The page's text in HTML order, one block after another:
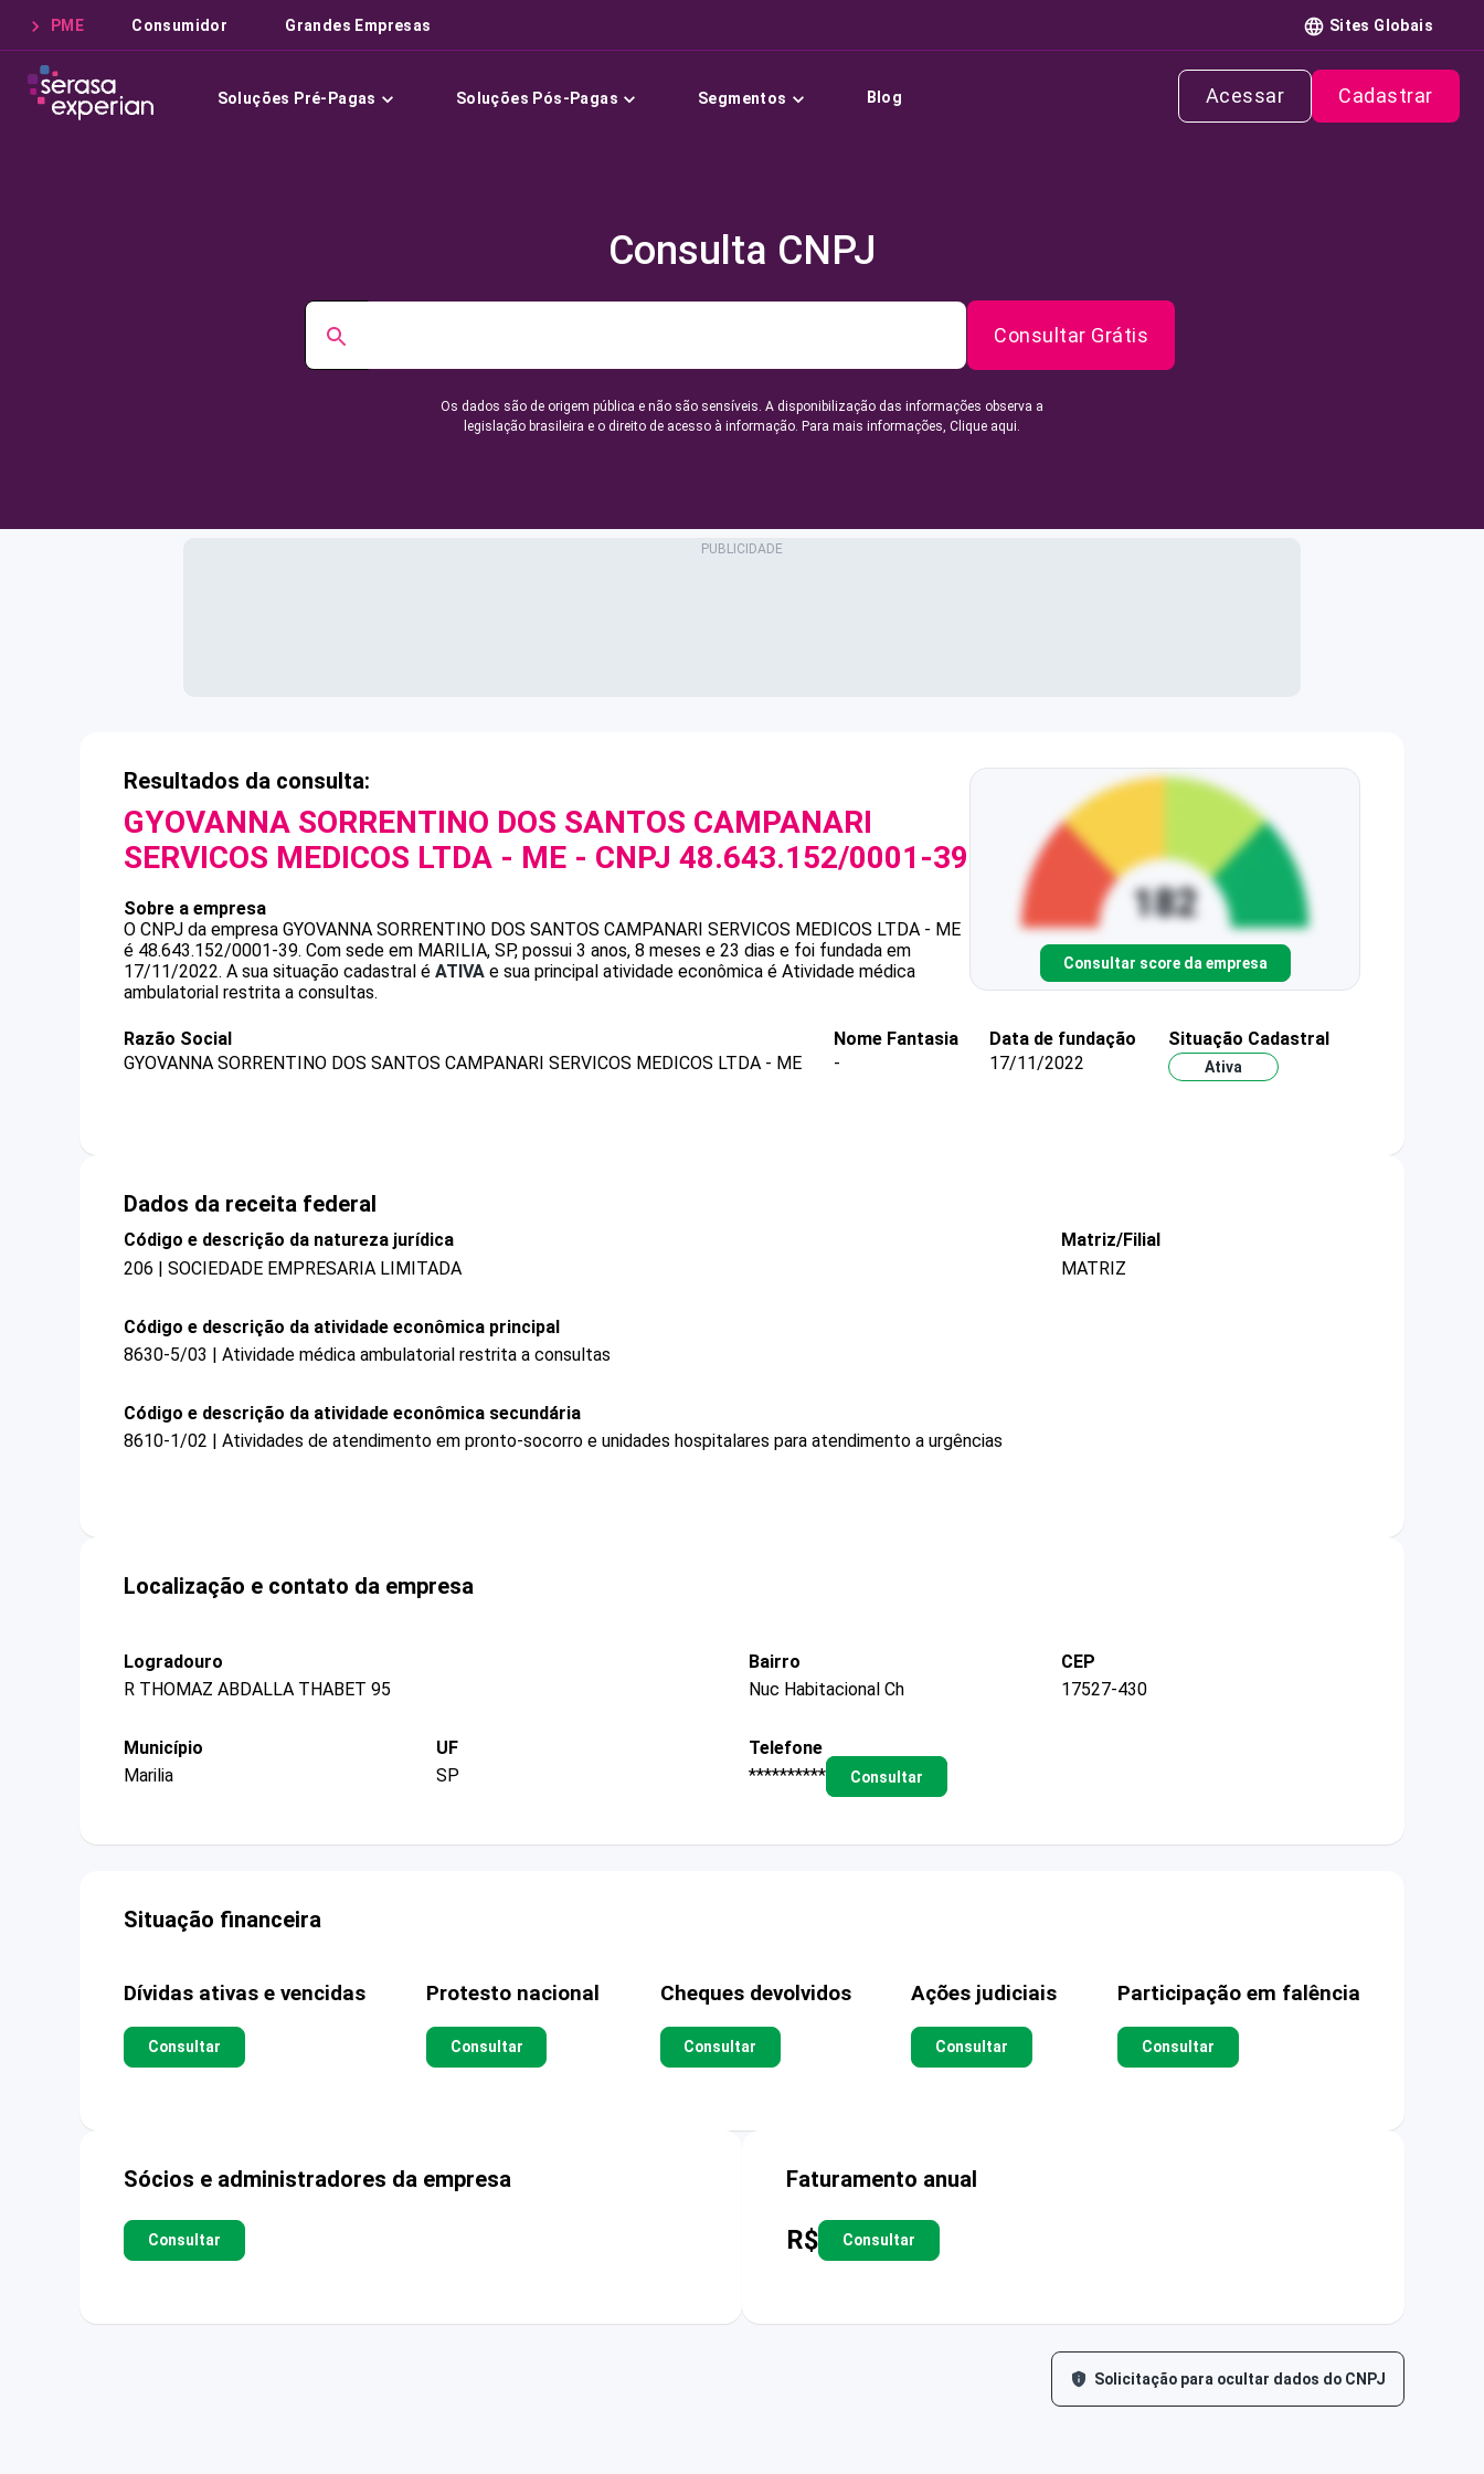
PME Consumidor Grandes Empresas Sites Globais
Soluções Pré-Pagas Soluções Pós-Pagas Segmentos Blog Acessar Cadastrar
Consulta CNPJ
Consultar Grátis
Os dados são de origem pública e não são sensíveis. A disponibilização das informações observa a
legislação brasileira e o direito de acesso à informação. Para mais informações, Clique aqui.
Resultados da consulta:
GYOVANNA SORRENTINO DOS SANTOS CAMPANARI
SERVICOS MEDICOS LTDA - ME - CNPJ 48.643.152/0001-39
Sobre a empresa
O CNPJ da empresa GYOVANNA SORRENTINO DOS SANTOS CAMPANARI SERVICOS MEDICOS LTDA - ME
é 48.643.152/0001-39. Com sede em MARILIA, SP, possui 3 anos, 8 meses e 23 dias e foi fundada em
17/11/2022. A sua situação cadastral é ATIVA e sua principal atividade econômica é Atividade médica
ambulatorial restrita a consultas.
Consultar score da empresa
Razão Social
GYOVANNA SORRENTINO DOS SANTOS CAMPANARI SERVICOS MEDICOS LTDA - ME
Nome Fantasia
-
Data de fundação
17/11/2022
Situação Cadastral
Ativa
Dados da receita federal
Código e descrição da natureza jurídica
206 | SOCIEDADE EMPRESARIA LIMITADA
Matriz/Filial
MATRIZ
Código e descrição da atividade econômica principal
8630-5/03 | Atividade médica ambulatorial restrita a consultas
Código e descrição da atividade econômica secundária
8610-1/02 | Atividades de atendimento em pronto-socorro e unidades hospitalares para atendimento a urgências
Localização e contato da empresa
Logradouro
R THOMAZ ABDALLA THABET 95
Bairro
Nuc Habitacional Ch
CEP
17527-430
Município
Marilia
UF
SP
Telefone
**********
Consultar
Situação financeira
Dívidas ativas e vencidas
Consultar
Protesto nacional
Consultar
Cheques devolvidos
Consultar
Ações judiciais
Consultar
Participação em falência
Consultar
Sócios e administradores da empresa
Consultar
Faturamento anual
R$ Consultar
Solicitação para ocultar dados do CNPJ